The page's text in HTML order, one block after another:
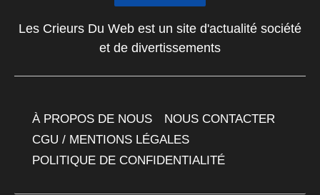
Les Crieurs Du Web est un site d'actualité société
et de divertissements
À PROPOS DE NOUS
NOUS CONTACTER
CGU / MENTIONS LÉGALES
POLITIQUE DE CONFIDENTIALITÉ